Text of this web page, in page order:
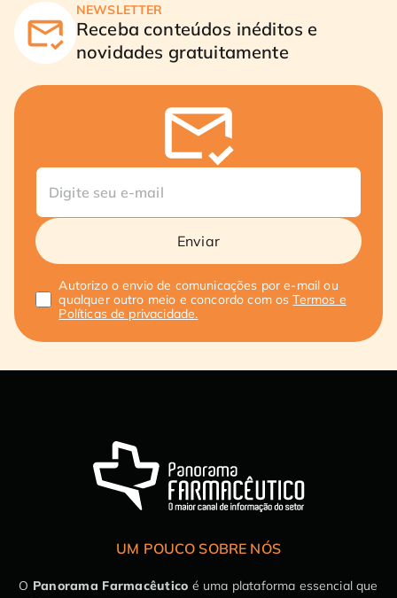
NEWSLETTER
Receba conteúdos inéditos e
novidades gratuitamente
Enviar
Autorizo o envio de comunicações por e-mail ou
qualquer outro meio e concordo com osTermos e
Políticas de privacidade.
UM POUCO SOBRE NÓS
O Panorama Farmacêutico é uma plataforma essencial que